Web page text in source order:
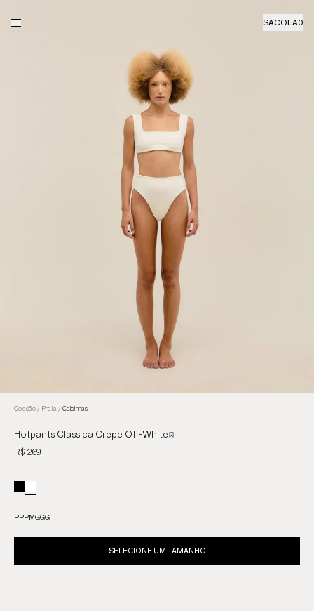
SACOLA0
Coleção / Praia / Calcinhas
Hotpants Classica Crepe Off-White
R$ 269
PPPMGGG
SELECIONE UM TAMANHO